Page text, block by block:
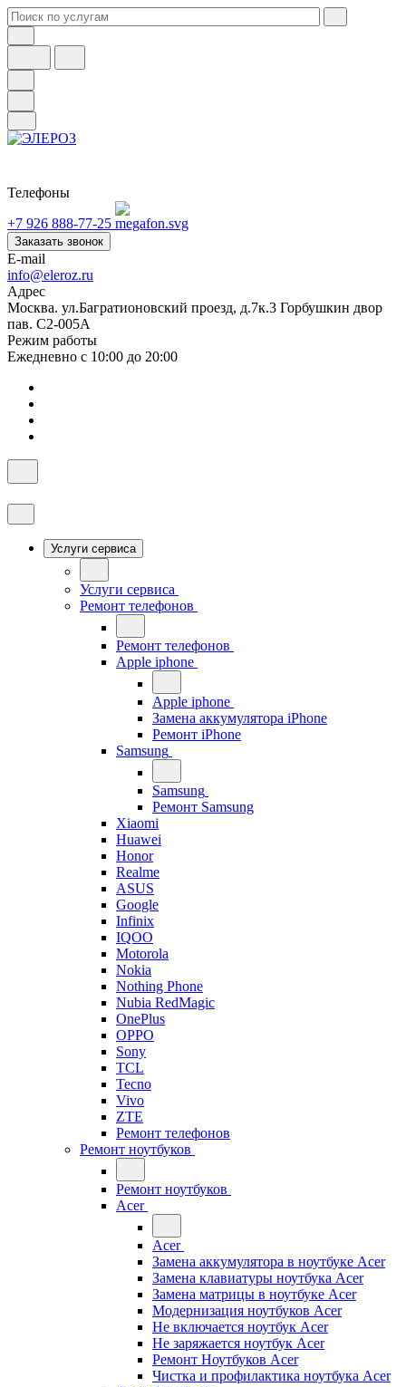
Телефоны
+7 926 888-77-25
Заказать звонок
E-mail
info@eleroz.ru
Адрес
Москва. ул.Багратионовский проезд, д.7к.3 Горбушкин двор
пав. C2-005A
Режим работы
Ежедневно с 10:00 до 20:00
Услуги сервиса
Услуги сервиса
Ремонт телефонов
Ремонт телефонов
Apple iphone
Apple iphone
Замена аккумулятора iPhone
Ремонт iPhone
Samsung
Samsung
Ремонт Samsung
Xiaomi
Huawei
Honor
Realme
ASUS
Google
Infinix
IQOO
Motorola
Nokia
Nothing Phone
Nubia RedMagic
OnePlus
OPPO
Sony
TCL
Tecno
Vivo
ZTE
Ремонт телефонов
Ремонт ноутбуков
Ремонт ноутбуков
Acer
Acer
Замена аккумулятора в ноутбуке Acer
Замена клавиатуры ноутбука Acer
Замена матрицы в ноутбуке Acer
Модернизация ноутбуков Acer
Не включается ноутбук Acer
Не заряжается ноутбук Acer
Ремонт Ноутбуков Acer
Чистка и профилактика ноутбука Acer